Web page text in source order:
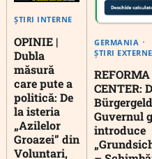
ȘTIRI INTERNE
OPINIE |
Dubla
măsură
care pute a
politică: De
la isteria
„Azilelor
Groazei” din
Voluntari,
GERMANIA
ȘTIRI EXTERNE
CENTER:
Guvernul
introduce